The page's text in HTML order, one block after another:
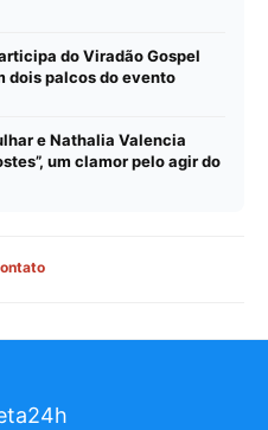
do Viradão Gospel
dois palcos do evento
e Nathalia Valencia
um clamor pelo agir do